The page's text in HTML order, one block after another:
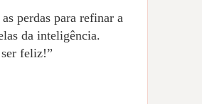
perdas para refinar a
da inteligência.
ser feliz!”